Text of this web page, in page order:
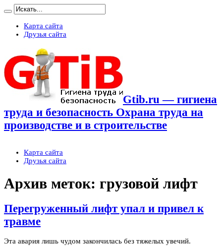
Карта сайта
Друзья сайта
Gtib.ru — гигиена
труда и безопасность Охрана труда на
производстве и в строительстве
Карта сайта
Друзья сайта
Архив меток: грузовой лифт
Перегруженный лифт упал и привел к
травме
Эта авария лишь чудом закончилась без тяжелых увечий.